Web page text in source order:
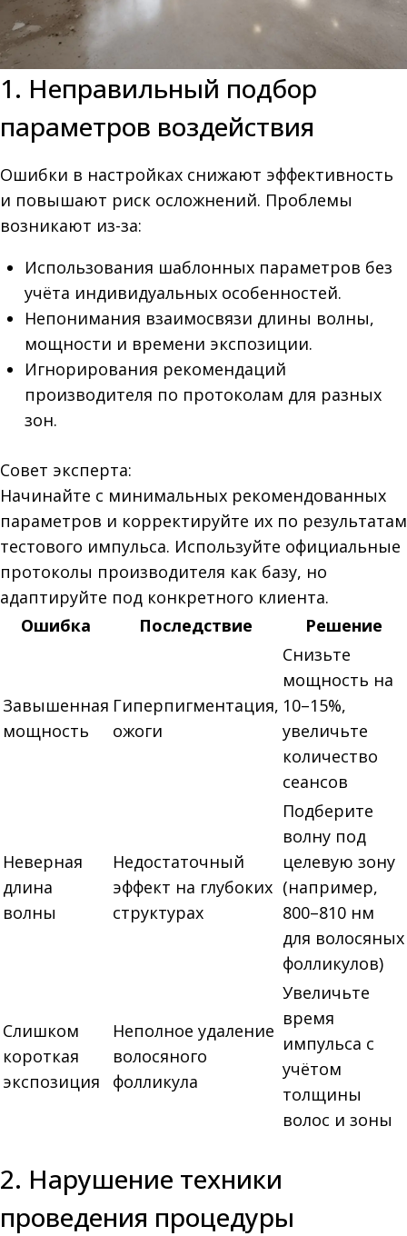
1. Неправильный подбор
параметров воздействия
Ошибки в настройках снижают эффективность
и повышают риск осложнений. Проблемы
возникают из-за:
Использования шаблонных параметров без
учёта индивидуальных особенностей.
Непонимания взаимосвязи длины волны,
мощности и времени экспозиции.
Игнорирования рекомендаций
производителя по протоколам для разных
зон.
Совет эксперта:
Начинайте с минимальных рекомендованных
параметров и корректируйте их по результатам
тестового импульса. Используйте официальные
протоколы производителя как базу, но
адаптируйте под конкретного клиента.
Ошибка
Последствие Решение
Завышенная
мощность
Гиперпигментация,
ожоги
Снизьте
мощность на
10–15%,
увеличьте
количество
сеансов
Неверная
длина
волны
Недостаточный
эффект на глубоких
структурах
Подберите
волну под
целевую зону
(например,
800–810 нм
для волосяных
фолликулов)
Слишком
короткая
экспозиция
Неполное удаление
волосяного
фолликула
Увеличьте
время
импульса с
учётом
толщины
волос и зоны
2. Нарушение техники
проведения процедуры